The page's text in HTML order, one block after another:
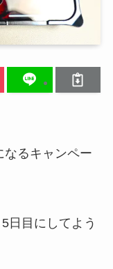
なるキャンペー
日目にしてよう